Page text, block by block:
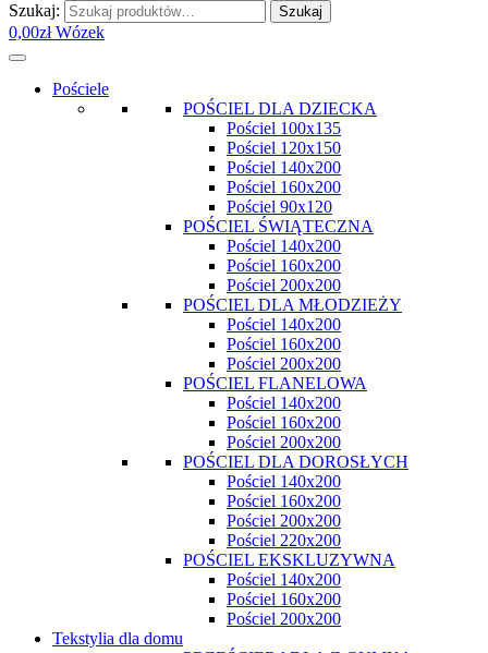
Szukaj: Szukaj
0,00zł Wózek
Pościele
POŚCIEL DLA DZIECKA
Pościel 100x135
Pościel 120x150
Pościel 140x200
Pościel 160x200
Pościel 90x120
POŚCIEL ŚWIĄTECZNA
Pościel 140x200
Pościel 160x200
Pościel 200x200
POŚCIEL DLA MŁODZIEŻY
Pościel 140x200
Pościel 160x200
Pościel 200x200
POŚCIEL FLANELOWA
Pościel 140x200
Pościel 160x200
Pościel 200x200
POŚCIEL DLA DOROSŁYCH
Pościel 140x200
Pościel 160x200
Pościel 200x200
Pościel 220x200
POŚCIEL EKSKLUZYWNA
Pościel 140x200
Pościel 160x200
Pościel 200x200
Tekstylia dla domu